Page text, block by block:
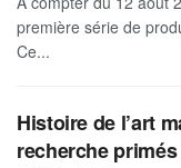
première série de
Ce...
Histoire de l’art
recherche